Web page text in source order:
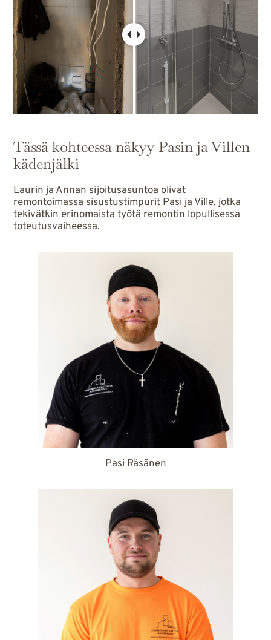
Tässä kohteessa näkyy Pasin ja Villen
kädenjälki
Laurin ja Annan sijoitusasuntoa olivat
remontoimassa sisustustimpurit Pasi ja Ville, jotka
tekivätkin erinomaista työtä remontin lopullisessa
toteutusvaiheessa.
Pasi Räsänen